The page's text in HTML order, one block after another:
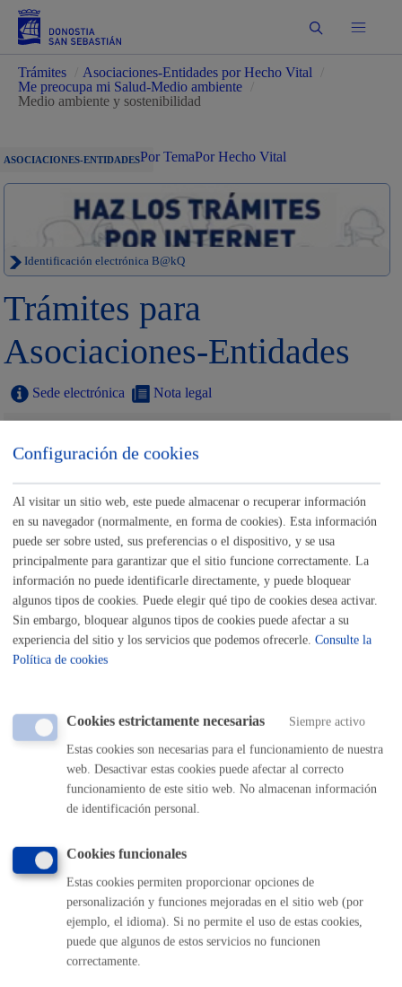
Buscar
Trámites Asociaciones-Entidades por Hecho Vital
Me preocupa mi Salud-Medio ambiente
Medio ambiente y sostenibilidad
ASOCIACIONES-ENTIDADESPor TemaPor Hecho Vital
Identificación electrónica B@kQ
Trámites para
Asociaciones-Entidades
Sede electrónica Nota legal
Medio ambiente y sostenibilidad
Artikutza-Permiso de entrada de vehículo motorizado
ONLINE
PRESENCIAL
TELÉFONO
Solicitud de puesto en el Mercado de segunda mano:
Donostiatruk
ONLINE
PRESENCIAL
MÁQUINA
Volver al índice Volver atrás
Configuración de cookies
Al visitar un sitio web, este puede almacenar o recuperar información
en su navegador (normalmente, en forma de cookies). Esta información
puede ser sobre usted, sus preferencias o el dispositivo, y se usa
principalmente para garantizar que el sitio funcione correctamente. La
información no puede identificarle directamente, y puede bloquear
algunos tipos de cookies. Puede elegir qué tipo de cookies desea activar.
Sin embargo, bloquear algunos tipos de cookies puede afectar a su
experiencia del sitio y los servicios que podemos ofrecerle. Consulte la
Política de cookies
Cookies estrictamente necesarias Siempre activo
Estas cookies son necesarias para el funcionamiento de nuestra
web. Desactivar estas cookies puede afectar al correcto
funcionamiento de este sitio web. No almacenan información
de identificación personal.
Cookies funcionales
Estas cookies permiten proporcionar opciones de
personalización y funciones mejoradas en el sitio web (por
ejemplo, el idioma). Si no permite el uso de estas cookies,
puede que algunos de estos servicios no funcionen
correctamente.